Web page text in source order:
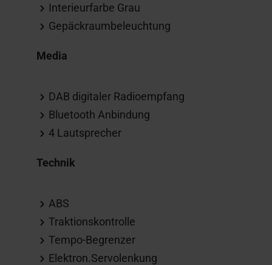
Interieurfarbe Grau
Gepäckraumbeleuchtung
Media
DAB digitaler Radioempfang
Bluetooth Anbindung
4 Lautsprecher
Technik
ABS
Traktionskontrolle
Tempo-Begrenzer
Elektron.Servolenkung